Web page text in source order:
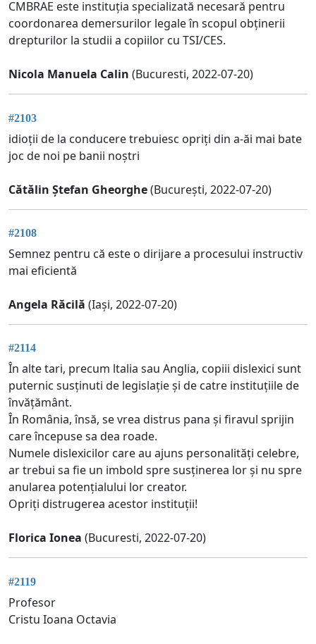
CMBRAE este instituția specializată necesară pentru
coordonarea demersurilor legale în scopul obținerii
drepturilor la studii a copiilor cu TSI/CES.
Nicola Manuela Calin (Bucuresti, 2022-07-20)
#2103
idioții de la conducere trebuiesc opriți din a-ăi mai bate
joc de noi pe banii noștri
Cătălin Ștefan Gheorghe(București, 2022-07-20)
#2108
Semnez pentru că este o dirijare a procesului instructiv
mai eficientă
Angela Răcilă (Iași, 2022-07-20)
#2114
În alte tari, precum ltalia sau Anglia, copiii dislexici sunt
puternic susținuti de legislație și de catre instituțiile de
învățământ.
În România, însă, se vrea distrus pana și firavul sprijin
care începuse sa dea roade.
Numele dislexicilor care au ajuns personalități celebre,
ar trebui sa fie un imbold spre susținerea lor și nu spre
anularea potențialului lor creator.
Opriți distrugerea acestor instituții!
Florica Ionea (Bucuresti, 2022-07-20)
#2119
Profesor
Cristu Ioana Octavia